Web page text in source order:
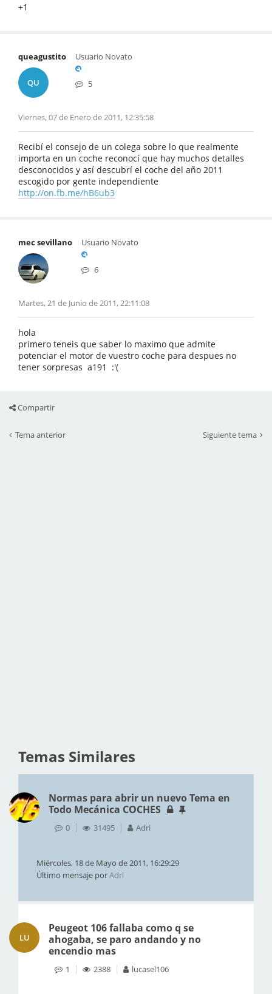
+1
queagustito
QU
Usuario Novato
5
Viernes, 07 de Enero de 2011, 12:35:58
Recibí el consejo de un colega sobre lo que realmente
importa en un coche reconocí que hay muchos detalles
desconocidos y así descubrí el coche del año 2011
escogido por gente independiente
http://on.fb.me/hB6ub3
mec sevillano Usuario Novato
6
Martes, 21 de Junio de 2011, 22:11:08
hola
primero teneis que saber lo maximo que admite
potenciar el motor de vuestro coche para despues no
tener sorpresas a191 :'(
Compartir
Tema anterior Siguiente tema
Temas Similares
Normas para abrir un nuevo Tema en
Todo Mecánica COCHES
0 31495 Adri
Miércoles, 18 de Mayo de 2011, 16:29:29
Último mensaje porAdri
LU
Peugeot 106 fallaba como q se
ahogaba, se paro andando y no
encendio mas
1 2388 lucasel106